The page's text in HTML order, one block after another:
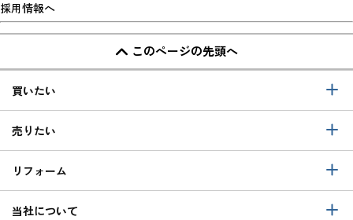
採用情報へ
このページの先頭へ
買いたい
売りたい
リフォーム
当社について